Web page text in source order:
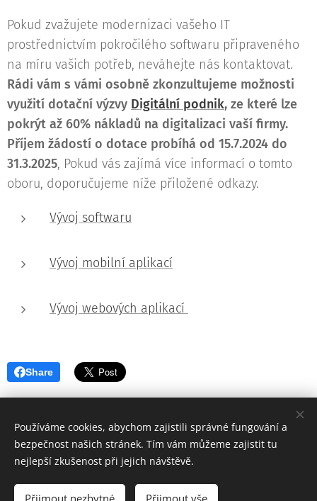
Pokud zvažujete modernizaci vašeho IT
prostřednictvím pokročilého softwaru připraveného
na míru vašich potřeb, neváhejte nás kontaktovat.
Rádi vám s vámi osobně zkonzultujeme možnosti
využití dotační výzvy Digitální podnik, ze které lze
pokrýt až 60% nákladů na digitalizaci vaší firmy.
Příjem žádostí o dotace probíhá od 15.7.2024 do
31.3.2025, Pokud vás zajímá více informací o tomto
oboru, doporučujeme níže přiložené odkazy.
Vývoj softwaru
Vývoj mobilní aplikací
Vývoj webových aplikací
Share
Grantujte se zkušenými profesionály
Získejte dotace na vaše podnikatelské projekty
Používáme cookies, abychom zajistili správné fungování a
bezpečnost našich stránek. Tím vám můžeme zajistit tu
nejlepší zkušenost při jejich návštěvě.
Přijmout nezbytné Přijmout vše